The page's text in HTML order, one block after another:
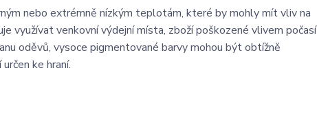
nebo extrémně nízkým teplotám, které by mohly mít vliv na
využívat venkovní výdejní místa, zboží poškozené vlivem počasí
oděvů, vysoce pigmentované barvy mohou být obtížně
ke hraní.